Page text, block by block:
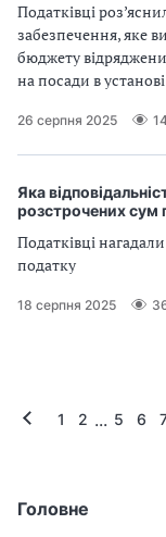
Головне
Податківці
забезпечення, яке
бюджету
на посади в установі
26 серпня 2025
Яка
розстрочених сум
Податківці
податку
18 серпня 2025
1 2 ... 5 6